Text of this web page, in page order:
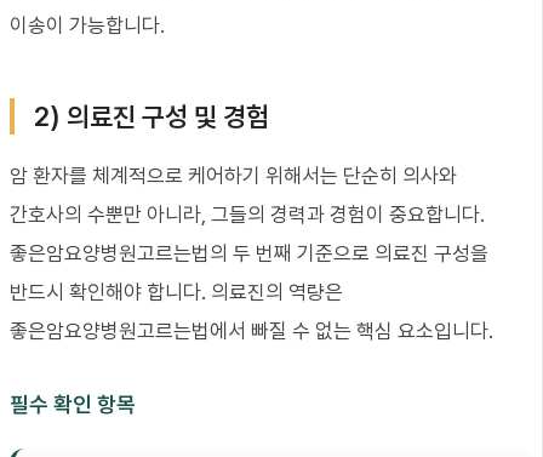
이송이 가능합니다.
2) 의료진 구성 및 경험
암 환자를 체계적으로 케어하기 위해서는 단순히 의사와
간호사의 수뿐만 아니라, 그들의 경력과 경험이 중요합니다.
좋은암요양병원고르는법의 두 번째 기준으로 의료진 구성을
반드시 확인해야 합니다. 의료진의 역량은
좋은암요양병원고르는법에서 빠질 수 없는 핵심 요소입니다.
필수 확인 항목